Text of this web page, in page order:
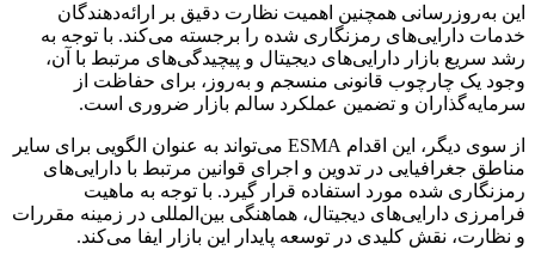
این به‌روزرسانی همچنین اهمیت نظارت دقیق بر ارائه‌دهندگان
خدمات دارایی‌های رمزنگاری شده را برجسته می‌کند. با توجه به
رشد سریع بازار دارایی‌های دیجیتال و پیچیدگی‌های مرتبط با آن،
وجود یک چارچوب قانونی منسجم و به‌روز، برای حفاظت از
سرمایه‌گذاران و تضمین عملکرد سالم بازار ضروری است.
از سوی دیگر، این اقدام ESMA می‌تواند به عنوان الگویی برای سایر
مناطق جغرافیایی در تدوین و اجرای قوانین مرتبط با دارایی‌های
رمزنگاری شده مورد استفاده قرار گیرد. با توجه به ماهیت
فرامرزی دارایی‌های دیجیتال، هماهنگی بین‌المللی در زمینه مقررات
و نظارت، نقش کلیدی در توسعه پایدار این بازار ایفا می‌کند.